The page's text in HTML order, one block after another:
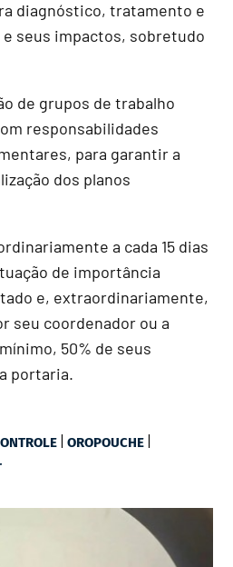
diagnóstico, tratamento e
seus impactos, sobretudo
de grupos de trabalho
responsabilidades
para garantir a
dos planos
a cada 15 dias
de importância
e, extraordinariamente,
seu coordenador ou a
50% de seus
portaria.
|OROPOUCHE |